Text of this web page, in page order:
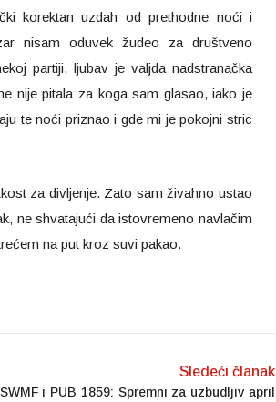
korektan uzdah od prethodne noći i
nisam oduvek žudeo za društveno
partiji, ljubav je valjda nadstranačka
nije pitala za koga sam glasao, iako je
te noći priznao i gde mi je pokojni stric
za divljenje. Zato sam živahno ustao
ne shvatajući da istovremeno navlačim
na put kroz suvi pakao.
Sledeći članak
SWMF i PUB 1859: Spremni za uzbudljiv april